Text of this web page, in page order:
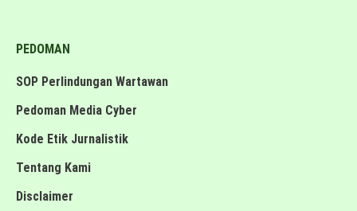
PEDOMAN
SOP Perlindungan Wartawan
Pedoman Media Cyber
Kode Etik Jurnalistik
Tentang Kami
Disclaimer